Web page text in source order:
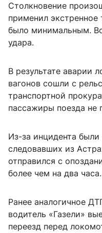
Столкновение
применил
было минимальным.
удара.
В результате аварии
вагонов сошли с
транспортной
пассажиры поезда не
Из-за инцидента
следовавших из
отправился с
более чем на два часа.
Ранее аналогичное
водитель «Газели»
переезд перед